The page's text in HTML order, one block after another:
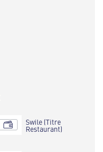
Swile (Titre
Restaurant)